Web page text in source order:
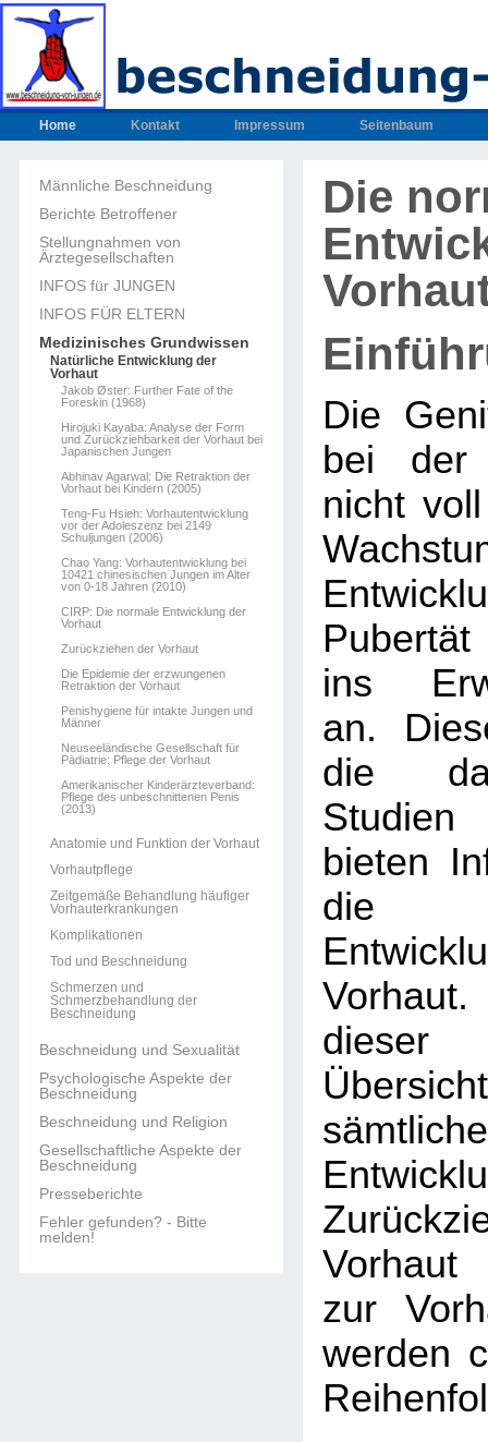
Home Kontakt Impressum Seitenbaum
Männliche Beschneidung
Berichte Betroffener
Stellungnahmen von
Ärztegesellschaften
INFOS für JUNGEN
INFOS FÜR ELTERN
Medizinisches Grundwissen
Natürliche Entwicklung der
Vorhaut
Jakob Øster: Further Fate of the
Foreskin (1968)
Hirojuki Kayaba: Analyse der Form
und Zurückziehbarkeit der Vorhaut bei
Japanischen Jungen
Abhinav Agarwal: Die Retraktion der
Vorhaut bei Kindern (2005)
Teng-Fu Hsieh: Vorhautentwicklung
vor der Adoleszenz bei 2149
Schuljungen (2006)
Chao Yang: Vorhautentwicklung bei
10421 chinesischen Jungen im Alter
von 0-18 Jahren (2010)
CIRP: Die normale Entwicklung der
Vorhaut
Zurückziehen der Vorhaut
Die Epidemie der erzwungenen
Retraktion der Vorhaut
Penishygiene für intakte Jungen und
Männer
Neuseeländische Gesellschaft für
Pädiatrie: Pflege der Vorhaut
Amerikanischer Kinderärzteverband:
Pflege des unbeschnittenen Penis
(2013)
Anatomie und Funktion der Vorhaut
Vorhautpflege
Zeitgemäße Behandlung häufiger
Vorhauterkrankungen
Komplikationen
Tod und Beschneidung
Schmerzen und
Schmerzbehandlung der
Beschneidung
Beschneidung und Sexualität
Psychologische Aspekte der
Beschneidung
Beschneidung und Religion
Gesellschaftliche Aspekte der
Beschneidung
Presseberichte
Fehler gefunden? - Bitte
melden!
Die
Die
bei der
nicht
ins
an.
die
bieten
die
dieser
zur
werden